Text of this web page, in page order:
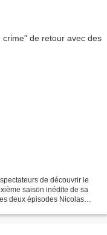
de découvrir le
saison inédite de sa
deux épisodes Nicolas